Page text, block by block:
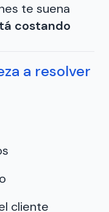
te suena
costando
a resolver
cliente